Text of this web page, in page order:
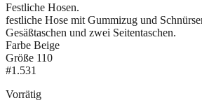
Festliche Hosen.
festliche Hose mit Gummizug und
Gesäßtaschen und zwei Seitentaschen.
Farbe Beige
Größe 110
#1.531
Vorrätig